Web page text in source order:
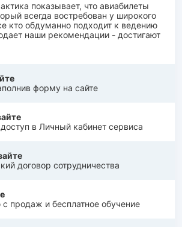
показывает, что авиабилеты
всегда востребован у широкого
кто обдуманно подходит к ведению
наши рекомендации - достигают
форму на сайте
в Личный кабинет сервиса
договор сотрудничества
продаж и бесплатное обучение